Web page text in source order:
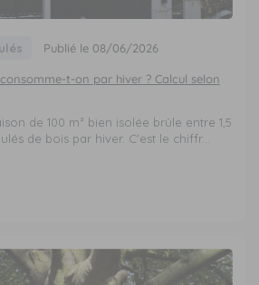
Publié le 08/06/2026
t-on par hiver ? Calcul selon
de 100 m² bien isolée brûle entre 1,5
de bois par hiver. C'est le chiffr...